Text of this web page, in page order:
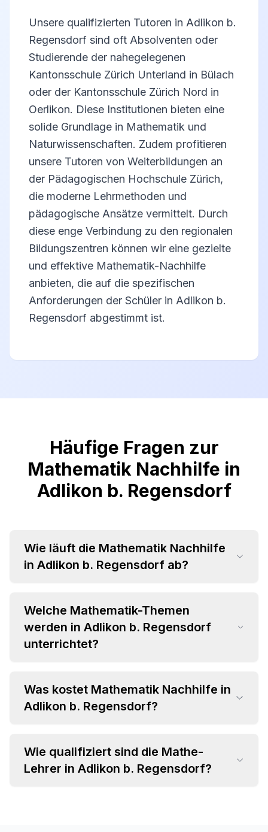
Unsere qualifizierten Tutoren in Adlikon b.
Regensdorf sind oft Absolventen oder
Studierende der nahegelegenen
Kantonsschule Zürich Unterland in Bülach
oder der Kantonsschule Zürich Nord in
Oerlikon. Diese Institutionen bieten eine
solide Grundlage in Mathematik und
Naturwissenschaften. Zudem profitieren
unsere Tutoren von Weiterbildungen an
der Pädagogischen Hochschule Zürich,
die moderne Lehrmethoden und
pädagogische Ansätze vermittelt. Durch
diese enge Verbindung zu den regionalen
Bildungszentren können wir eine gezielte
und effektive Mathematik-Nachhilfe
anbieten, die auf die spezifischen
Anforderungen der Schüler in Adlikon b.
Regensdorf abgestimmt ist.
Häufige Fragen zur
Mathematik Nachhilfe in
Adlikon b. Regensdorf
Wie läuft die Mathematik Nachhilfe
in Adlikon b. Regensdorf ab?
Welche Mathematik-Themen
werden in Adlikon b. Regensdorf
unterrichtet?
• Grundrechenarten und Bruchrechnung
•
Analysis und Differentialrechnung
Was kostet Mathematik Nachhilfe in
Adlikon b. Regensdorf?
• Einzelstunden ab CHF 35 pro Stunde
• Attraktive Paketpreise verfügbar
Wie qualifiziert sind die Mathe-
Lehrer in Adlikon b. Regensdorf?